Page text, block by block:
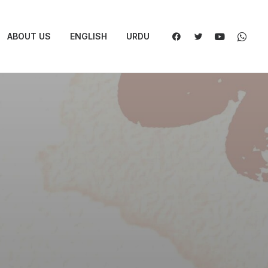
ABOUT US ENGLISH URDU